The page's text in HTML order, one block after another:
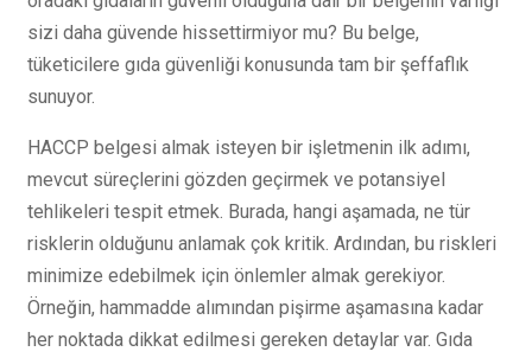
sizi daha güvende hissettirmiyor mu? Bu belge,
tüketicilere gıda güvenliği konusunda tam bir şeffaflık
sunuyor.
HACCP belgesi almak isteyen bir işletmenin ilk adımı,
mevcut süreçlerini gözden geçirmek ve potansiyel
tehlikeleri tespit etmek. Burada, hangi aşamada, ne tür
risklerin olduğunu anlamak çok kritik. Ardından, bu riskleri
minimize edebilmek için önlemler almak gerekiyor.
Örneğin, hammadde alımından pişirme aşamasına kadar
her noktada dikkat edilmesi gereken detaylar var. Gıda